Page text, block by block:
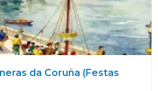
da Coruña (Festas